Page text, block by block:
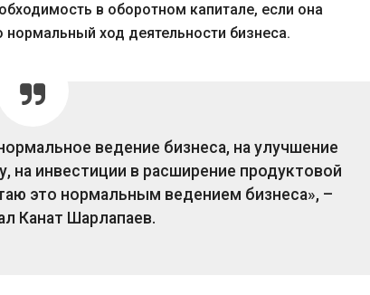
в оборотном капитале, если она
нормальный ход деятельности бизнеса.
ведение бизнеса, на улучшение
на инвестиции в расширение продуктовой
это нормальным ведением бизнеса», –
Канат Шарлапаев.